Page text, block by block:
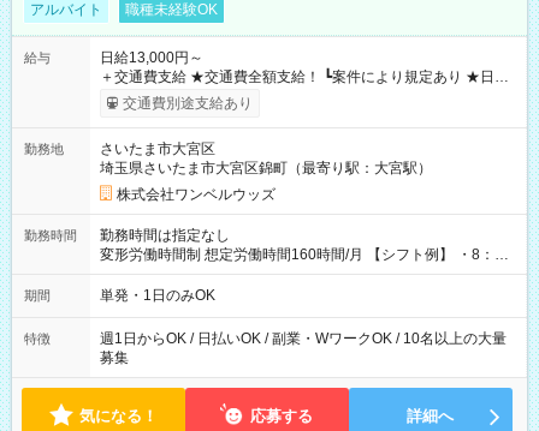
アルバイト 職種未経験OK
給与
日給13,000円～
＋交通費支給 ★交通費全額支給！ ┗案件により規定あり ★日払
いOK！（規定あり） ┗働いたその日に現金GET♪ お仕事後はコ
ンビニATMから 日払い分を引き落とせます！ 【試用期間】試
交通費別途支給あり
勤務地
さいたま市大宮区
埼玉県さいたま市大宮区錦町（最寄り駅：大宮駅）
株式会社ワンベルウッズ
勤務時間
勤務時間は指定なし
変形労働時間制 想定労働時間160時間/月 【シフト例】 ・8：00
～21：00
期間 単発・1日のみOK
特徴
週1日からOK / 日払いOK / 副業・WワークOK / 10名以上の大量
募集
気になる！ 応募する 詳細へ